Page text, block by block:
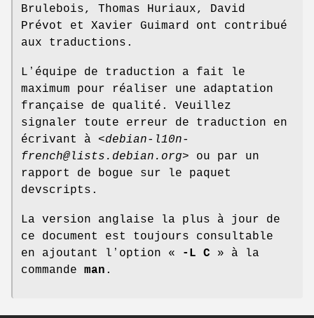
Brulebois, Thomas Huriaux, David
Prévot et Xavier Guimard ont contribué
aux traductions.
Lʼéquipe de traduction a fait le
maximum pour réaliser une adaptation
française de qualité. Veuillez
signaler toute erreur de traduction en
écrivant à <debian-l10n-
french@lists.debian.org> ou par un
rapport de bogue sur le paquet
devscripts.
La version anglaise la plus à jour de
ce document est toujours consultable
en ajoutant lʼoption «
-L C » à la
commande man .